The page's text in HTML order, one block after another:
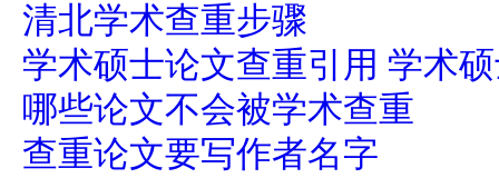
清北学术查重步骤
学术硕士论文查重引用 学术
哪些论文不会被学术查重
查重论文要写作者名字